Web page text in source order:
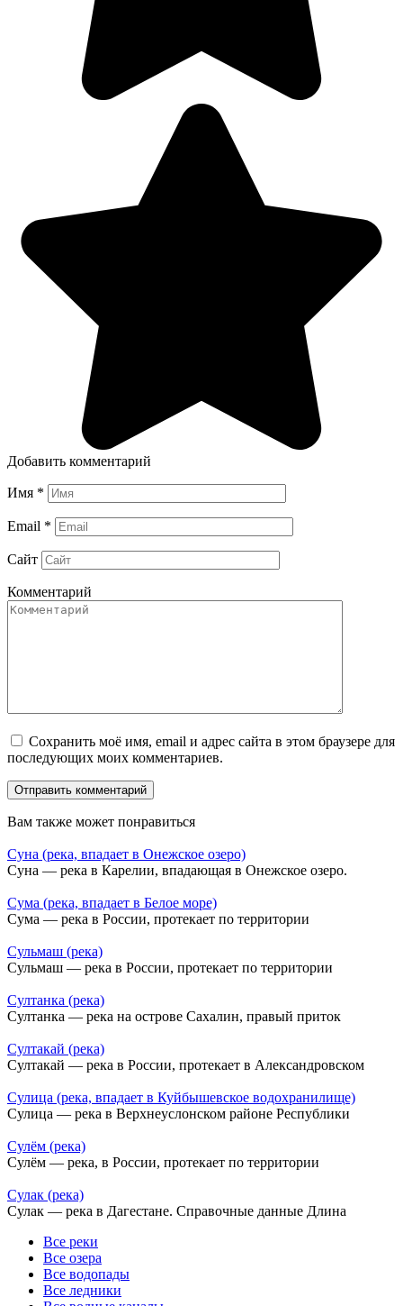
Добавить комментарий
Имя *
Email *
Сайт
Комментарий
Сохранить моё имя, email и адрес сайта в этом браузере для
последующих моих комментариев.
Вам также может понравиться
Суна (река, впадает в Онежское озеро)
Суна — река в Карелии, впадающая в Онежское озеро.
Сума (река, впадает в Белое море)
Сума — река в России, протекает по территории
Сульмаш (река)
Сульмаш — река в России, протекает по территории
Султанка (река)
Султанка — река на острове Сахалин, правый приток
Султакай (река)
Султакай — река в России, протекает в Александровском
Сулица (река, впадает в Куйбышевское водохранилище)
Сулица — река в Верхнеуслонском районе Республики
Сулём (река)
Сулём — река, в России, протекает по территории
Сулак (река)
Сулак — река в Дагестане. Справочные данные Длина
Все реки
Все озера
Все водопады
Все ледники